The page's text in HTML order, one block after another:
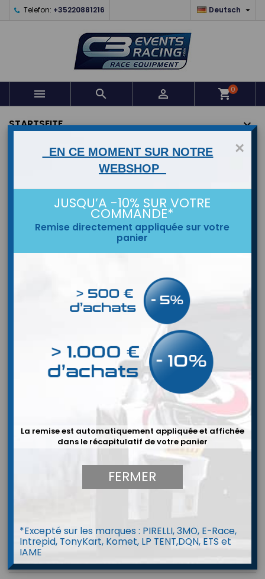
Telefon: +35220881216 Deutsch 
   shopping_cart0
STARTSEITE
MARKEN
Reduziert
APPROVED
FIA 8860-2018
×
EN CE MOMENT SUR NOTRE
WEBSHOP
JUSQU’A -10% SUR VOTRE
COMMANDE*
Remise directement appliquée sur votre
panier
La remise est automatiquement appliquée et affichée
dans le récapitulatif de votre panier
FERMER
*Excepté sur les marques : PIRELLI, 3MO, E-Race,
Intrepid, TonyKart, Komet, LP TENT,DQN, ETS et
IAME